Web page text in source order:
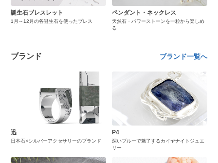
誕生石ブレスレット
1月～12月の各誕生石を使ったブレス
ペンダント・ネックレス
天然石・パワーストーンを一粒から楽しめ
る
ブランド ブランド一覧へ
迅
日本石×シルバーアクセサリーのブランド
P4
深いブルーで魅了するカイヤナイトジュエ
リー